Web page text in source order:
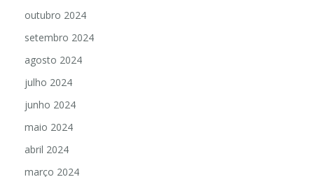
outubro 2024
setembro 2024
agosto 2024
julho 2024
junho 2024
maio 2024
abril 2024
março 2024